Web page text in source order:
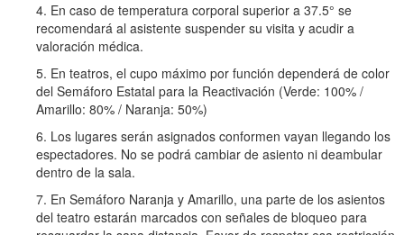
4. En caso de temperatura corporal superior a 37.5° se
recomendará al asistente suspender su visita y acudir a
valoración médica.
5. En teatros, el cupo máximo por función dependerá de color
del Semáforo Estatal para la Reactivación (Verde: 100% /
Amarillo: 80% / Naranja: 50%)
6. Los lugares serán asignados conformen vayan llegando los
espectadores. No se podrá cambiar de asiento ni deambular
dentro de la sala.
7. En Semáforo Naranja y Amarillo, una parte de los asientos
del teatro estarán marcados con señales de bloqueo para